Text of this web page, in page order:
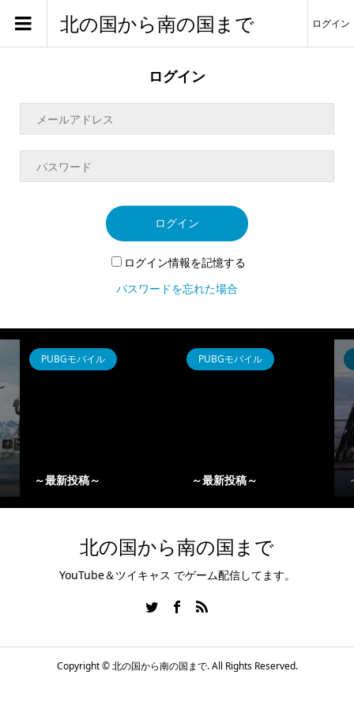
北の国から南の国まで ログイン
ログイン
ログイン
ログイン情報を記憶する
パスワードを忘れた場合
PUBGモバイル
～最新投稿～
PUBGモバイル
～最新投稿～
北の国から南の国まで
YouTube＆ツイキャス でゲーム配信してます。
Copyright ©北の国から南の国まで. All Rights Reserved.